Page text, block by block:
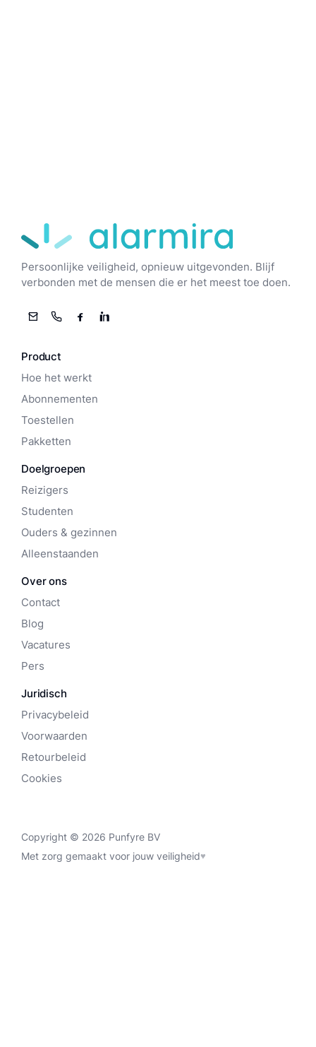
Alarmira
Persoonlijke veiligheid, opnieuw uitgevonden. Blijf
verbonden met de mensen die er het meest toe doen.
E-mailTelefoonFacebook
LinkedIn
Product
Hoe het werkt
Abonnementen
Toestellen
Pakketten
Doelgroepen
Reizigers
Studenten
Ouders & gezinnen
Alleenstaanden
Over ons
Contact
Blog
Vacatures
Pers
Juridisch
Privacybeleid
Voorwaarden
Retourbeleid
Cookies
Copyright © 2026 Punfyre BV
Met zorg gemaakt voor jouw veiligheid♥